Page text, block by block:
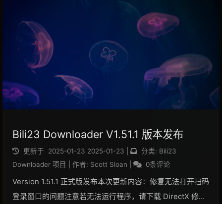
阅读全文...
Bili23 Downloader V1.51.1 版本发布
更新于 2025-01-23 2025-01-23 分类: Bili23
Downloader 项目
作者: Scott Sloan 0条评论
Version 1.51.1 正式版发布本次更新内容：修复无法打开扫码
登录窗口的问题注意若无法运行程序，请下载 DirectX 修复